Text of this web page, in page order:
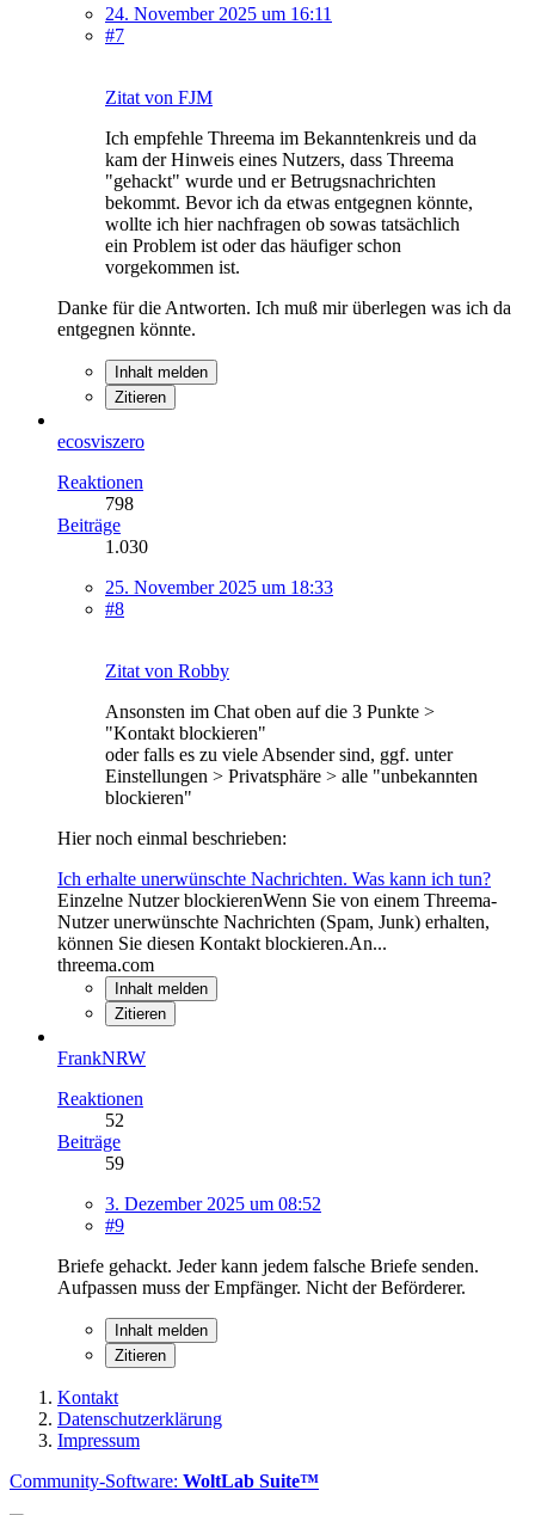
24. November 2025 um 16:11
#7
Zitat von FJM
Ich empfehle Threema im Bekanntenkreis und da
kam der Hinweis eines Nutzers, dass Threema
"gehackt" wurde und er Betrugsnachrichten
bekommt. Bevor ich da etwas entgegnen könnte,
wollte ich hier nachfragen ob sowas tatsächlich
ein Problem ist oder das häufiger schon
vorgekommen ist.
Danke für die Antworten. Ich muß mir überlegen was ich da
entgegnen könnte.
Inhalt melden
Zitieren
ecosviszero
Reaktionen
798
Beiträge
1.030
25. November 2025 um 18:33
#8
Zitat von Robby
Ansonsten im Chat oben auf die 3 Punkte >
"Kontakt blockieren"
oder falls es zu viele Absender sind, ggf. unter
Einstellungen > Privatsphäre > alle "unbekannten
blockieren"
Hier noch einmal beschrieben:
Ich erhalte unerwünschte Nachrichten. Was kann ich tun?
Einzelne Nutzer blockierenWenn Sie von einem Threema-
Nutzer unerwünschte Nachrichten (Spam, Junk) erhalten,
können Sie diesen Kontakt blockieren.An...
threema.com
Inhalt melden
Zitieren
FrankNRW
Reaktionen
52
Beiträge
59
3. Dezember 2025 um 08:52
#9
Briefe gehackt. Jeder kann jedem falsche Briefe senden.
Aufpassen muss der Empfänger. Nicht der Beförderer.
Inhalt melden
Zitieren
Kontakt
Datenschutzerklärung
Impressum
Community-Software: WoltLab Suite™